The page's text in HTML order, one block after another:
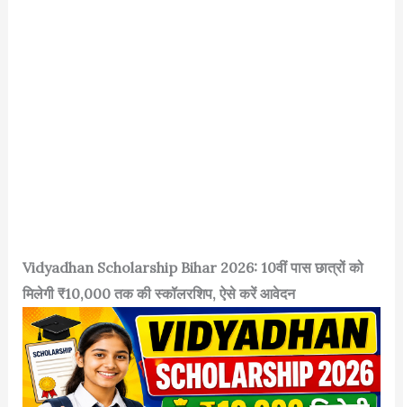
Vidyadhan Scholarship Bihar 2026: 10वीं पास छात्रों को
मिलेगी ₹10,000 तक की स्कॉलरशिप, ऐसे करें आवेदन